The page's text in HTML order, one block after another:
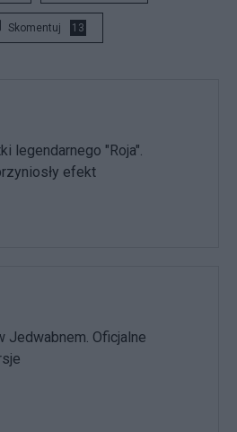
Skomentuj 13
legendarnego "Roja".
efekt
Jedwabnem. Oficjalne